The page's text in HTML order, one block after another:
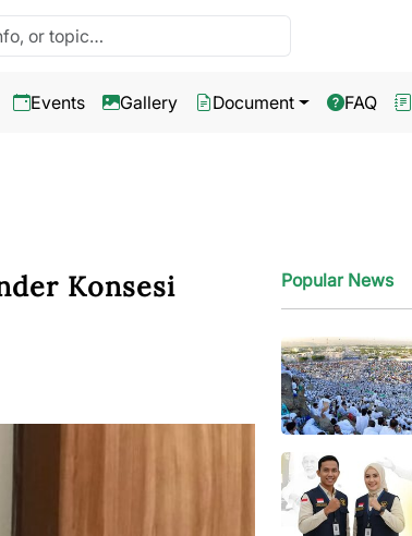
Events Gallery Document FAQ
Konsesi
Popular News